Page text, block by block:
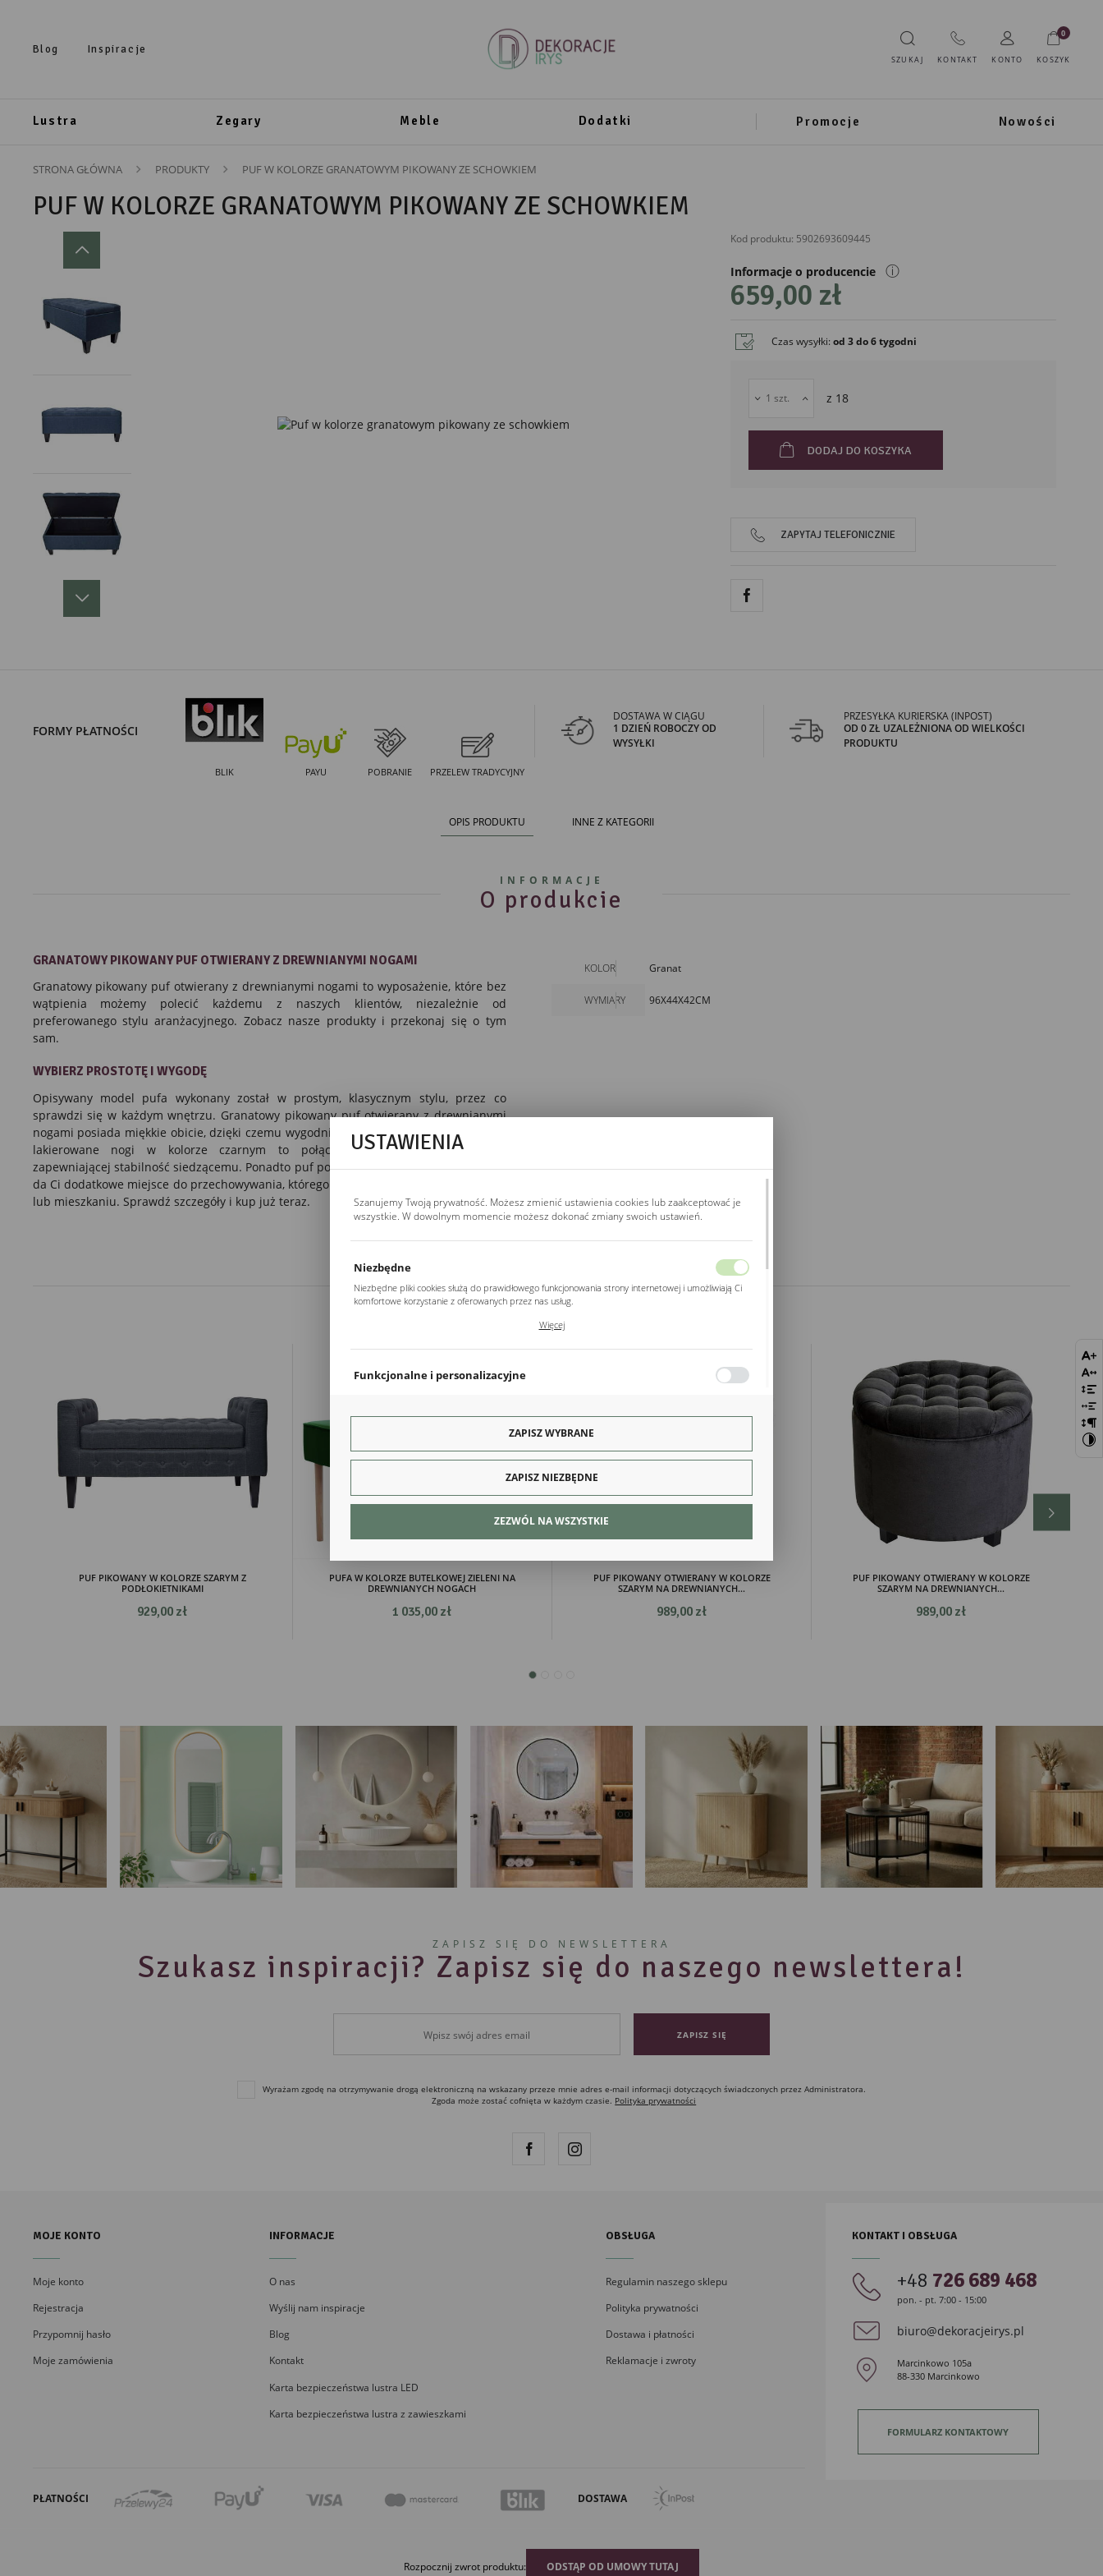
Blog Inspiracje
SZUKAJ KONTAKT KONTO KOSZYK
0
Lustra Zegary Meble Dodatki Promocje Nowości
STRONA GŁÓWNA PRODUKTY PUF W KOLORZE GRANATOWYM PIKOWANY ZE SCHOWKIEM
PUF W KOLORZE GRANATOWYM PIKOWANY ZE SCHOWKIEM
Kod produktu: 5902693609445
Informacje o producencie
Ewax
Polska
ⓘ
659,00 zł
Czas wysyłki:od 3 do 6 tygodni
z 18
DODAJ DO KOSZYKA
ZAPYTAJ TELEFONICZNIE
FORMY PŁATNOŚCI
BLIK PAYU POBRANIE PRZELEW TRADYCYJNY
DOSTAWA W CIĄGU
1 DZIEŃ ROBOCZY OD
WYSYŁKI
PRZESYŁKA KURIERSKA (INPOST)
OD 0 ZŁ UZALEŻNIONA OD WIELKOŚCI
PRODUKTU
OPIS PRODUKTU INNE Z KATEGORII
INFORMACJE
O produkcie
GRANATOWY PIKOWANYPUF OTWIERANY Z DREWNIANYMI NOGAMI
Granatowy pikowany puf otwierany z drewnianymi nogami to wyposażenie, które bez
wątpienia możemy polecić każdemu z naszych klientów, niezależnie od
preferowanego stylu aranżacyjnego. Zobacz nasze produkty i przekonaj się o tym
sam.
WYBIERZ PROSTOTĘ I WYGODĘ
Opisywany model pufa wykonany został w prostym, klasycznym stylu, przez co
sprawdzi się w każdym wnętrzu. Granatowy pikowany puf otwierany z drewnianymi
nogami posiada miękkie obicie, dzięki czemu wygodnie się na nim siedzi. Drewniane,
lakierowane nogi w kolorze czarnym to połączenie elegancji i solidności,
zapewniającej stabilność siedzącemu. Ponadto puf posiada praktyczny schowek, który
da Ci dodatkowe miejsce do przechowywania, którego nigdy za wiele w żadnym domu
lub mieszkaniu. Sprawdź szczegóły i kup już teraz.
KOLOR Granat
WYMIARY 96X44X42CM
Z kategorii
PUF PIKOWANY W KOLORZE SZARYM Z
PODŁOKIETNIKAMI
929,00 zł
PUFA W KOLORZE BUTELKOWEJ ZIELENI NA
DREWNIANYCH NOGACH
1 035,00 zł
PUF PIKOWANY OTWIERANY W KOLORZE
SZARYM NA DREWNIANYCH...
989,00 zł
PUF PIKOWANY OTWIERANY W KOLORZE
SZARYM NA DREWNIANYCH...
989,00 zł
ZAPISZ SIĘ DO NEWSLETTERA
Szukasz inspiracji? Zapisz się do naszego newslettera!
Wyrażam zgodę na otrzymywanie drogą elektroniczną na wskazany przeze mnie adres e-mail informacji dotyczących świadczonych przez Administratora.
Zgoda może zostać cofnięta w każdym czasie. Polityka prywatności
MOJE KONTO
Moje konto
Rejestracja
Przypomnij hasło
Moje zamówienia
INFORMACJE
O nas
Wyślij nam inspiracje
Blog
Kontakt
Karta bezpieczeństwa lustra LED
Karta bezpieczeństwa lustra z zawieszkami
OBSŁUGA
Regulamin naszego sklepu
Polityka prywatności
Dostawa i płatności
Reklamacje i zwroty
PŁATNOŚCI DOSTAWA
KONTAKT I OBSŁUGA
+48 726 689 468
pon. - pt. 7:00 - 15:00
biuro@dekoracjeirys.pl
Marcinkowo 105a
88-330 Marcinkowo
FORMULARZ KONTAKTOWY
Rozpocznij zwrot produktu: ODSTĄP OD UMOWY TUTAJ
USTAWIENIA
Szanujemy Twoją prywatność. Możesz zmienić ustawienia cookies lub zaakceptować je
wszystkie. W dowolnym momencie możesz dokonać zmiany swoich ustawień.
Niezbędne
Niezbędne pliki cookies służą do prawidłowego funkcjonowania strony internetowej i umożliwiają Ci
komfortowe korzystanie z oferowanych przez nas usług.
Twoich ustawień preferencji prywatności, logowania czy wypełniania formularzy. Dzięki plikom
Więcej
Funkcjonalne i personalizacyjne
strony poprzez dopasowanie jej do Twoich indywidualnych preferencji. Wyrażenie zgody na
funkcjonalne i personalizacyjne pliki cookies gwarantuje dostępność większej ilości funkcji na stronie.
Więcej
Analityczne pliki cookies pomagają nam rozwijać się i dostosowywać do Twoich potrzeb.
Cookies analityczne pozwalają na uzyskanie informacji w zakresie wykorzystywania witryny
użytkowników. Zgromadzone informacje są przetwarzane w formie zanonimizowanej. Wyrażenie
zgody na analityczne pliki cookies gwarantuje dostępność wszystkich funkcjonalności.
Więcej
Reklamowe
stronach naszych partnerów.
partnerami oraz innych dostawców usług. Firmy te działają w charakterze pośredników
prezentujących nasze treści w postaci wiadomości, ofert, komunikatów mediów społecznościowych.
ZAPISZ WYBRANE
ZAPISZ NIEZBĘDNE
ZEZWÓL NA WSZYSTKIE